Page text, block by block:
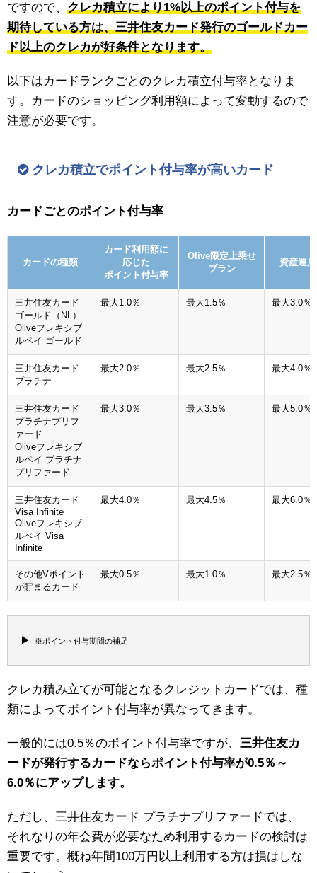
ですので、 クレカ積立により1%以上のポイント付与を
期待している方は、三井住友カード発行のゴールドカー
ド以上のクレカが好条件となります。
以下はカードランクごとのクレカ積立付与率となりま
す。カードのショッピング利用額によって変動するので
注意が必要です。
クレカ積立でポイント付与率が高いカード
カードごとのポイント付与率
カードの種類
カード利用額に
応じた
ポイント付与率
Olive限定上乗せ
プラン
資産運
三井住友カード
ゴールド（NL）
Oliveフレキシブ
ルペイ ゴールド
最大1.0％ 最大1.5％ 最大3.0％
三井住友カード
プラチナ
最大2.0％ 最大2.5％ 最大4.0％
三井住友カード
プラチナプリフ
ァード
Oliveフレキシブ
ルペイ プラチナ
プリファード
最大3.0％ 最大3.5％ 最大5.0％
三井住友カード
Visa Infinite
Oliveフレキシブ
ルペイ Visa
Infinite
最大4.0％ 最大4.5％ 最大6.0％
その他Vポイント
が貯まるカード
最大0.5％ 最大1.0％ 最大2.5％
※ポイント付与期間の補足
クレカ積み立てが可能となるクレジットカードでは、種
類によってポイント付与率が異なってきます。
一般的には0.5％のポイント付与率ですが、 三井住友カ
ードが発行するカードならポイント付与率が0.5％～
6.0％にアップします。
ただし、三井住友カード プラチナプリファードでは、
それなりの年会費が必要なため利用するカードの検討は
重要です。概ね年間100万円以上利用する方は損はしな